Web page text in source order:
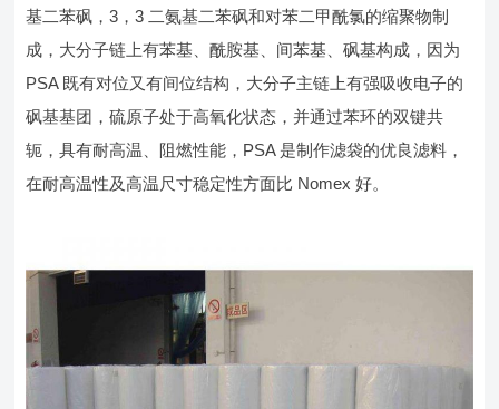
基二苯砜，3，3 二氨基二苯砜和对苯二甲酰氯的缩聚物制
成，大分子链上有苯基、酰胺基、间苯基、砜基构成，因为
PSA 既有对位又有间位结构，大分子主链上有强吸收电子的
砜基基团，硫原子处于高氧化状态，并通过苯环的双键共
轭，具有耐高温、阻燃性能，PSA 是制作滤袋的优良滤料，
在耐高温性及高温尺寸稳定性方面比 Nomex 好。